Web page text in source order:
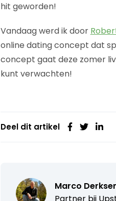
hit geworden!
Vandaag werd ik door
online dating concept dat
concept gaat deze zomer
kunt verwachten!
Deel dit artikel
Marco